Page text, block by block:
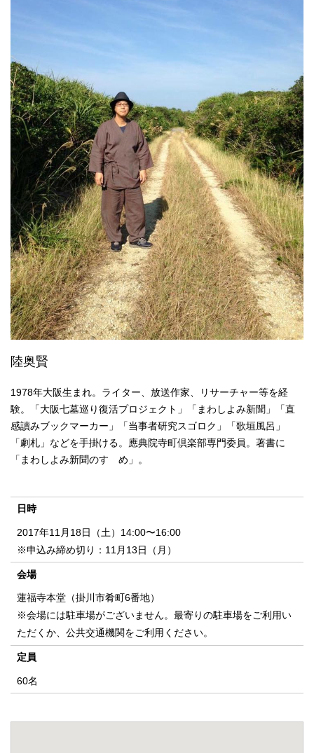
陸奥賢
1978年大阪生まれ。ライター、放送作家、リサーチャー等を経
験。「大阪七墓巡り復活プロジェクト」「まわしよみ新聞」「直
感讀みブックマーカー」「当事者研究スゴロク」「歌垣風呂」
「劇札」などを手掛ける。應典院寺町倶楽部専門委員。著書に
「まわしよみ新聞のすゝめ」。
日時
2017年11月18日（土）14:00〜16:00
※申込み締め切り：11月13日（月）
会場
蓮福寺本堂（掛川市肴町6番地）
※会場には駐車場がございません。最寄りの駐車場をご利用い
ただくか、公共交通機関をご利用ください。
定員
60名